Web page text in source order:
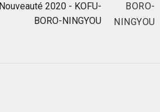
Nouveauté 2020 - KOFU-
BORO-NINGYOU